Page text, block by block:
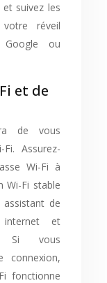
et suivez les
réveil
ou
et de
de vous
Assurez-
Wi-Fi à
Wi-Fi stable
de
et
Si vous
connexion,
fonctionne